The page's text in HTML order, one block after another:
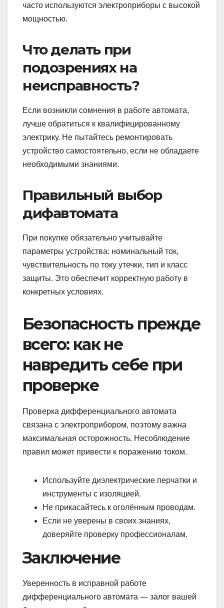
часто используются электроприборы с высокой
мощностью.
Что делать при
подозрениях на
неисправность?
Если возникли сомнения в работе автомата,
лучше обратиться к квалифицированному
электрику. Не пытайтесь ремонтировать
устройство самостоятельно, если не обладаете
необходимыми знаниями.
Правильный выбор
дифавтомата
При покупке обязательно учитывайте
параметры устройства: номинальный ток,
чувствительность по току утечки, тип и класс
защиты. Это обеспечит корректную работу в
конкретных условиях.
Безопасность прежде
всего: как не
навредить себе при
проверке
Проверка дифференциального автомата
связана с электроприбором, поэтому важна
максимальная осторожность. Несоблюдение
правил может привести к поражению током.
Используйте диэлектрические перчатки и
инструменты с изоляцией.
Не прикасайтесь к оголённым проводам.
Если не уверены в своих знаниях,
доверяйте проверку профессионалам.
Заключение
Уверенность в исправной работе
дифференциального автомата — залог вашей